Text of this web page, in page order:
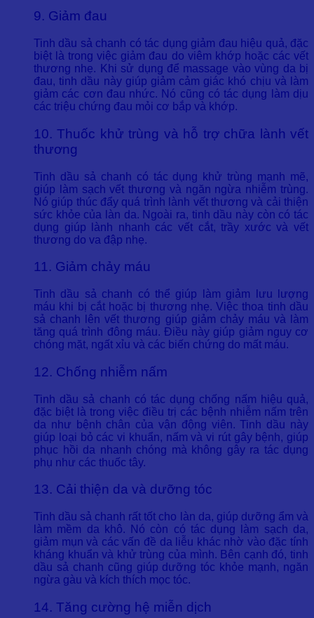
9. Giảm đau
Tinh dầu sả chanh có tác dụng giảm đau hiệu quả, đặc
biệt là trong việc giảm đau do viêm khớp hoặc các vết
thương nhẹ. Khi sử dụng để massage vào vùng da bị
đau, tinh dầu này giúp giảm cảm giác khó chịu và làm
giảm các cơn đau nhức. Nó cũng có tác dụng làm dịu
các triệu chứng đau mỏi cơ bắp và khớp.
10. Thuốc khử trùng và hỗ trợ chữa lành vết
thương
Tinh dầu sả chanh có tác dụng khử trùng mạnh mẽ,
giúp làm sạch vết thương và ngăn ngừa nhiễm trùng.
Nó giúp thúc đẩy quá trình lành vết thương và cải thiện
sức khỏe của làn da. Ngoài ra, tinh dầu này còn có tác
dụng giúp lành nhanh các vết cắt, trầy xước và vết
thương do va đập nhẹ.
11. Giảm chảy máu
Tinh dầu sả chanh có thể giúp làm giảm lưu lượng
máu khi bị cắt hoặc bị thương nhẹ. Việc thoa tinh dầu
sả chanh lên vết thương giúp giảm chảy máu và làm
tăng quá trình đông máu. Điều này giúp giảm nguy cơ
chóng mặt, ngất xỉu và các biến chứng do mất máu.
12. Chống nhiễm nấm
Tinh dầu sả chanh có tác dụng chống nấm hiệu quả,
đặc biệt là trong việc điều trị các bệnh nhiễm nấm trên
da như bệnh chân của vận động viên. Tinh dầu này
giúp loại bỏ các vi khuẩn, nấm và vi rút gây bệnh, giúp
phục hồi da nhanh chóng mà không gây ra tác dụng
phụ như các thuốc tây.
13. Cải thiện da và dưỡng tóc
Tinh dầu sả chanh rất tốt cho làn da, giúp dưỡng ẩm và
làm mềm da khô. Nó còn có tác dụng làm sạch da,
giảm mụn và các vấn đề da liễu khác nhờ vào đặc tính
kháng khuẩn và khử trùng của mình. Bên cạnh đó, tinh
dầu sả chanh cũng giúp dưỡng tóc khỏe mạnh, ngăn
ngừa gàu và kích thích mọc tóc.
14. Tăng cường hệ miễn dịch